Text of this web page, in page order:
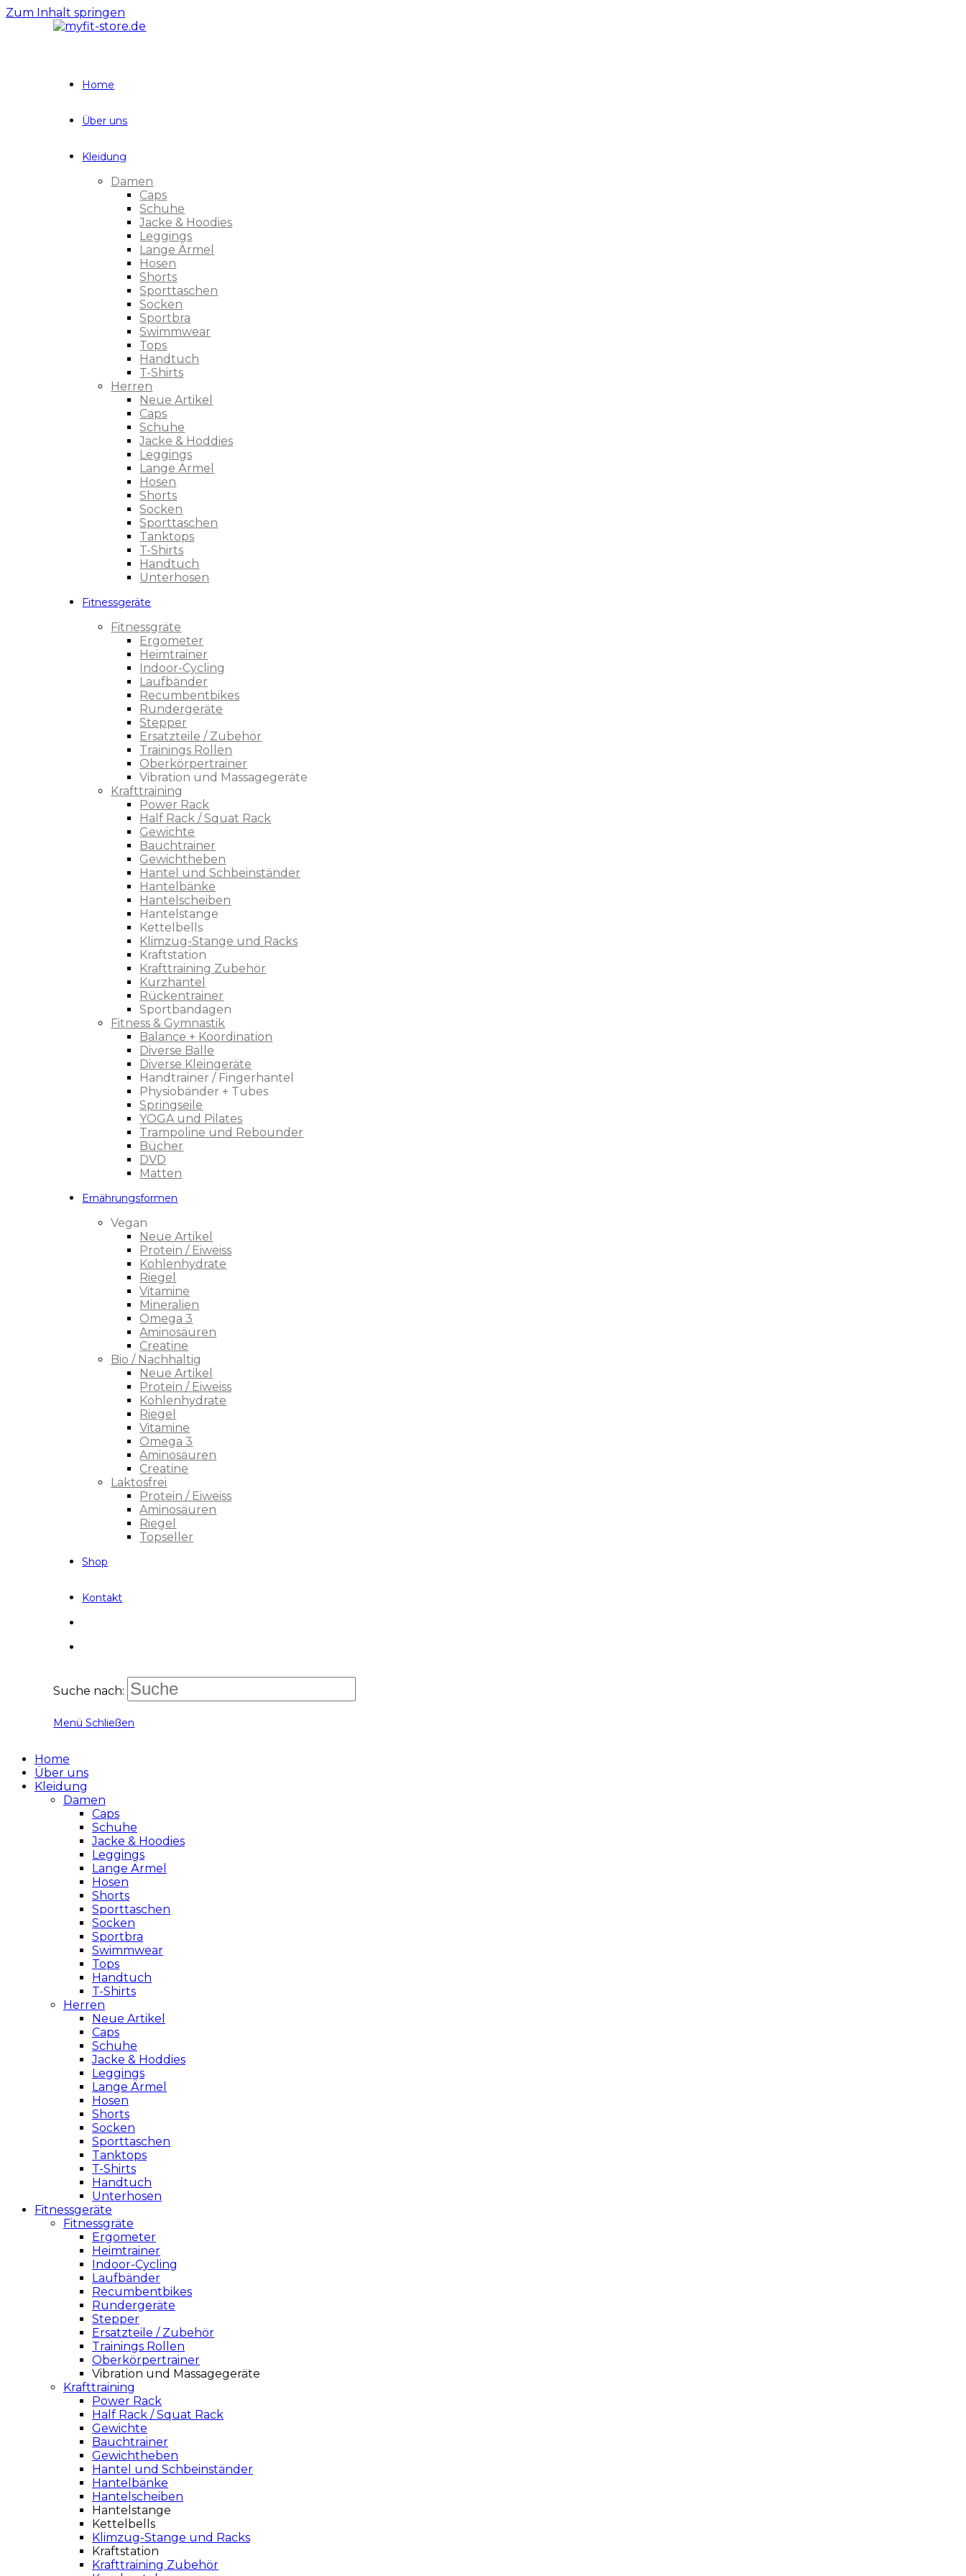
Zum Inhalt springen
Home
Über uns
Kleidung
Damen
Caps
Schuhe
Jacke & Hoodies
Leggings
Lange Ärmel
Hosen
Shorts
Sporttaschen
Socken
Sportbra
Swimmwear
Tops
Handtuch
T-Shirts
Herren
Neue Artikel
Caps
Schuhe
Jacke & Hoddies
Leggings
Lange Ärmel
Hosen
Shorts
Socken
Sporttaschen
Tanktops
T-Shirts
Handtuch
Unterhosen
Fitnessgeräte
Fitnessgräte
Ergometer
Heimtrainer
Indoor-Cycling
Laufbänder
Recumbentbikes
Rundergeräte
Stepper
Ersatzteile / Zubehör
Trainings Rollen
Oberkörpertrainer
Vibration und Massagegeräte
Krafttraining
Power Rack
Half Rack / Squat Rack
Gewichte
Bauchtrainer
Gewichtheben
Hantel und Schbeinständer
Hantelbänke
Hantelscheiben
Hantelstange
Kettelbells
Klimzug-Stange und Racks
Kraftstation
Krafttraining Zubehör
Kurzhantel
Rückentrainer
Sportbandagen
Fitness & Gymnastik
Balance + Koordination
Diverse Bälle
Diverse Kleingeräte
Handtrainer / Fingerhantel
Physiobänder + Tubes
Springseile
YOGA und Pilates
Trampoline und Rebounder
Bücher
DVD
Matten
Ernährungsformen
Vegan
Neue Artikel
Protein / Eiweiss
Kohlenhydrate
Riegel
Vitamine
Mineralien
Omega 3
Aminosäuren
Creatine
Bio / Nachhaltig
Neue Artikel
Protein / Eiweiss
Kohlenhydrate
Riegel
Vitamine
Omega 3
Aminosäuren
Creatine
Laktosfrei
Protein / Eiweiss
Aminosäuren
Riegel
Topseller
Shop
Kontakt
Suche nach:
Menü Schließen
Home
Über uns
Kleidung
Damen
Caps
Schuhe
Jacke & Hoodies
Leggings
Lange Ärmel
Hosen
Shorts
Sporttaschen
Socken
Sportbra
Swimmwear
Tops
Handtuch
T-Shirts
Herren
Neue Artikel
Caps
Schuhe
Jacke & Hoddies
Leggings
Lange Ärmel
Hosen
Shorts
Socken
Sporttaschen
Tanktops
T-Shirts
Handtuch
Unterhosen
Fitnessgeräte
Fitnessgräte
Ergometer
Heimtrainer
Indoor-Cycling
Laufbänder
Recumbentbikes
Rundergeräte
Stepper
Ersatzteile / Zubehör
Trainings Rollen
Oberkörpertrainer
Vibration und Massagegeräte
Krafttraining
Power Rack
Half Rack / Squat Rack
Gewichte
Bauchtrainer
Gewichtheben
Hantel und Schbeinständer
Hantelbänke
Hantelscheiben
Hantelstange
Kettelbells
Klimzug-Stange und Racks
Kraftstation
Krafttraining Zubehör